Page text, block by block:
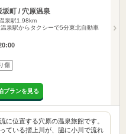
町 / 穴原温泉
泉駅1.98km
泉駅からタクシーで5分東北自動車
傷
プランを見る
に位置する穴原の温泉旅館です。
ている摺上川が、脇に小川で流れ